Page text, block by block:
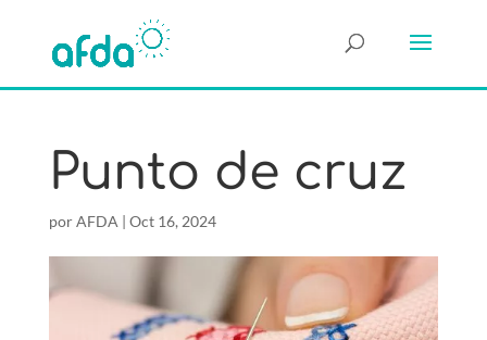
Punto de cruz
porAFDA | Oct 16, 2024